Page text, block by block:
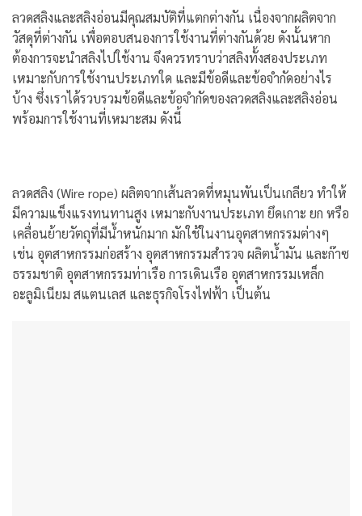
ลวดสลิงและสลิงอ่อนมีคุณสมบัติที่แตกต่างกัน เนื่องจากผลิตจาก
วัสดุที่ต่างกัน เพื่อตอบสนองการใช้งานที่ต่างกันด้วย ดังนั้นหาก
ต้องการจะนำสลิงไปใช้งาน จึงควรทราบว่าสลิงทั้งสองประเภท
เหมาะกับการใช้งานประเภทใด และมีข้อดีและข้อจำกัดอย่างไร
บ้าง ซึ่งเราได้รวบรวมข้อดีและข้อจำกัดของลวดสลิงและสลิงอ่อน
พร้อมการใช้งานที่เหมาะสม ดังนี้
ลวดสลิง (Wire rope) ผลิตจากเส้นลวดที่หมุนพันเป็นเกลียว ทำให้
มีความแข็งแรงทนทานสูง เหมาะกับงานประเภท ยึดเกาะ ยก หรือ
เคลื่อนย้ายวัตถุที่มีน้ำหนักมาก มักใช้ในงานอุตสาหกรรมต่างๆ
เช่น อุตสาหกรรมก่อสร้าง อุตสาหกรรมสำรวจ ผลิตน้ำมัน และก๊าซ
ธรรมชาติ อุตสาหกรรมท่าเรือ การเดินเรือ อุตสาหกรรมเหล็ก
อะลูมิเนียม สแตนเลส และธุรกิจโรงไฟฟ้า เป็นต้น